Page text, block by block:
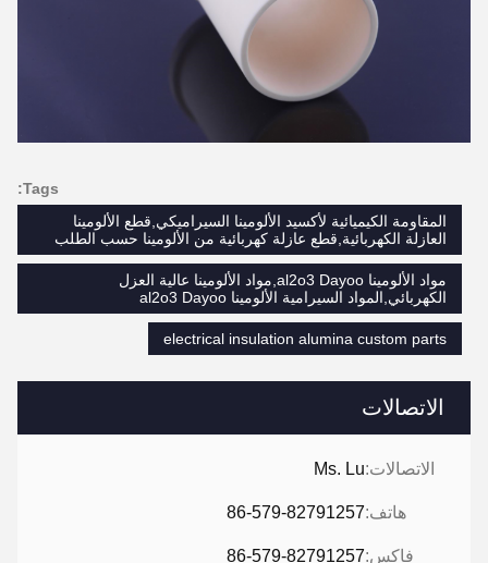
الاتصالات
الاتصالات:Ms. Lu
هاتف:86-579-82791257
فاكس:86-579-82791257
Tags:
المقاومة الكيميائية لأكسيد الألومينا السيراميكي,قطع الألومينا
العازلة الكهربائية,قطع عازلة كهربائية من الألومينا حسب الطلب
مواد الألومينا al2o3 Dayoo,مواد الألومينا عالية العزل
الكهربائي,المواد السيرامية الألومينا al2o3 Dayoo
electrical insulation alumina custom parts